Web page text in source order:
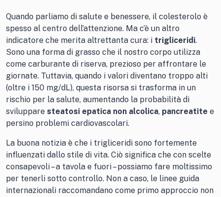
Quando parliamo di salute e benessere, il colesterolo è
spesso al centro dell’attenzione. Ma c’è un altro
indicatore che merita altrettanta cura: i trigliceridi.
Sono una forma di grasso che il nostro corpo utilizza
come carburante di riserva, prezioso per affrontare le
giornate. Tuttavia, quando i valori diventano troppo alti
(oltre i 150 mg/dL), questa risorsa si trasforma in un
rischio per la salute, aumentando la probabilità di
sviluppare steatosi epatica non alcolica, pancreatite e
persino problemi cardiovascolari.
La buona notizia è che i trigliceridi sono fortemente
influenzati dallo stile di vita. Ciò significa che con scelte
consapevoli – a tavola e fuori – possiamo fare moltissimo
per tenerli sotto controllo. Non a caso, le linee guida
internazionali raccomandano come primo approccio non